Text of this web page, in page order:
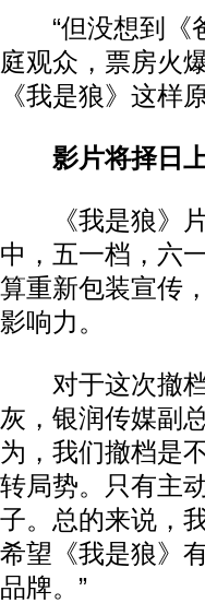
“但没想到《爸
庭观众，票房火
《我是狼》这样
影片将择日上
《我是狼》片
中，五一档，六
算重新包装宣传
影响力。
对于这次撤档
灰，银润传媒副
为，我们撤档是
转局势。只有主
子。总的来说，
希望《我是狼》
品牌。”